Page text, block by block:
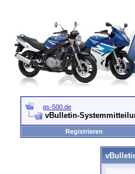
gs-500.de
vBulletin-
Registrieren